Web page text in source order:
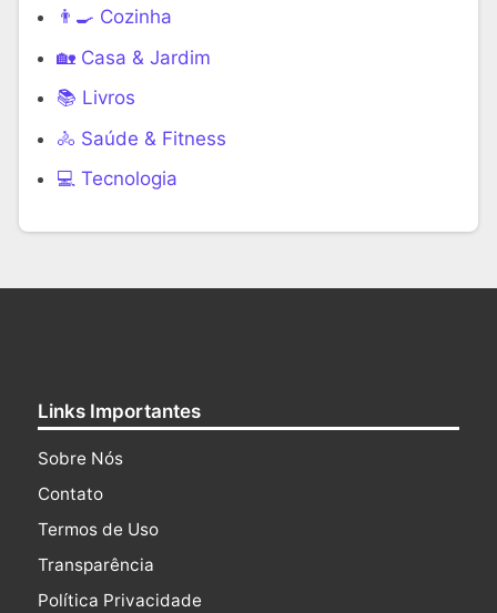
👨‍🍳 Cozinha
🏡 Casa & Jardim
📚 Livros
🚴 Saúde & Fitness
‍💻 Tecnologia
Links Importantes
Sobre Nós
Contato
Termos de Uso
Transparência
Política Privacidade